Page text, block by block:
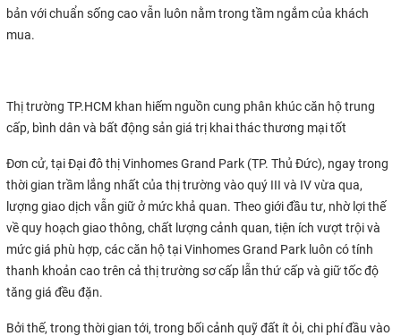
bản với chuẩn sống cao vẫn luôn nằm trong tầm ngắm của khách
mua.
Thị trường TP.HCM khan hiếm nguồn cung phân khúc căn hộ trung
cấp, bình dân và bất động sản giá trị khai thác thương mại tốt
Đơn cử, tại Đại đô thị Vinhomes Grand Park (TP. Thủ Đức), ngay trong
thời gian trầm lắng nhất của thị trường vào quý III và IV vừa qua,
lượng giao dịch vẫn giữ ở mức khả quan. Theo giới đầu tư, nhờ lợi thế
về quy hoạch giao thông, chất lượng cảnh quan, tiện ích vượt trội và
mức giá phù hợp, các căn hộ tại Vinhomes Grand Park luôn có tính
thanh khoản cao trên cả thị trường sơ cấp lẫn thứ cấp và giữ tốc độ
tăng giá đều đặn.
Bởi thế, trong thời gian tới, trong bối cảnh quỹ đất ít ỏi, chi phí đầu vào